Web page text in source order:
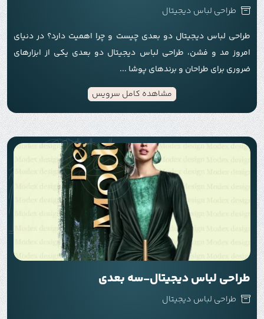
شما را در مسیر موفقیت همراهی می‌کند.
مراحل و فرآیند طراحی
فرآیند طراحی لباس دیجیتال در مدکس دیزاین با
آغاز می‌شود. ابتدا اسکچ‌های اولیه طراحی شده و
سپس با استفاده از نرم‌افزارهای تخصصی، جزئیات گرافیکی و
مدل‌سازی دقیق اعمال می‌شود. در مرحله طراحی سه بعدی،
بافت‌ها، نورپردازی و جزئیات تکمیلی اضافه می‌شوند و خروجی
نهایی به صورت رندرهای واقع‌گرایانه یا فایل‌های آماده استفاده
ارائه می‌شود. این فرآیند تضمین می‌کند که هر پروژه به صورت
حرفه‌ای و مطابق انتظارات شما اجرا شود.
هزینه خدمات طراحی
هزینه طراحی لباس دیجیتال به عوامل متعددی بستگی دارد:
پیچیدگی طرح، تعداد مدل‌ها، سطح جزئیات و زمان مورد نیاز.
بهره‌گیری از نرم‌افزارهای پیشرفته و تخصص تیم طراحی، ارزش
فیزیکی، امکان ارائه طرح‌های خلاقانه و منحصربه‌فرد را نیز فراهم
طراحی لباس دیجیتال
طراحی لباس دیجیتال دو بعدی چیست و چرا اهمیت دارد؟ در دنیای
امروز مد و فشن، طراحی لباس دیجیتال دو بعدی یکی از ابزارهای
ضروری برای طراحان و برندهای پوشا ...
مشاهده کامل سرویس
طراحی لباس دیجیتال-سه بعدی
طراحی لباس دیجیتال